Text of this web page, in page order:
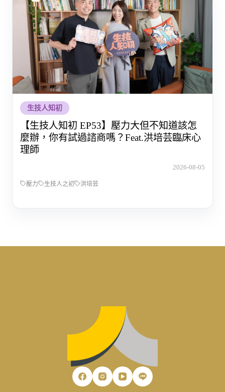
生技人知初
【生技人知初 EP53】壓力大但不知道該怎
麼辦，你有試過諮商嗎？Feat.洪培芸臨床心
理師
2026-08-05
壓力 生技人之初 洪培芸